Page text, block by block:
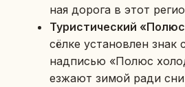
ная дорога в этот
Ту­ри­сти­че­ский
сёл­ке уста­нов­лен
над­пи­сью «Полюс
ез­жа­ют зимой ради